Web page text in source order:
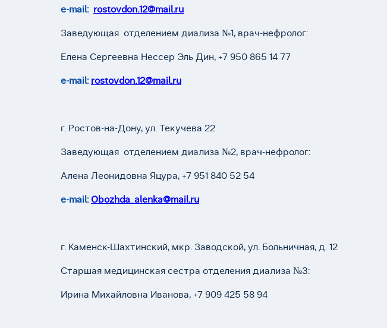
е-mail: rostovdon.12@mail.ru
Заведующая отделением диализа №1, врач-нефролог:
Елена Сергеевна Нессер Эль Дин, +7 950 865 14 77
е-mail: rostovdon.12@mail.ru
г. Ростов-на-Дону, ул. Текучева 22
Заведующая отделением диализа №2, врач-нефролог:
Алена Леонидовна Яцура, +7 951 840 52 54
е-mail: Obozhda_alenka@mail.ru
г. Каменск-Шахтинский, мкр. Заводской, ул. Больничная, д. 12
Старшая медицинская сестра отделения диализа №3:
Ирина Михайловна Иванова, +7 909 425 58 94